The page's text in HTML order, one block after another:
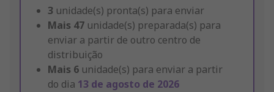
3 unidade(s) pronta(s) para enviar
Mais 47 unidade(s) preparada(s) para
enviar a partir de outro centro de
distribuição
Mais 6 unidade(s) para enviar a partir
do dia 13 de agosto de 2026